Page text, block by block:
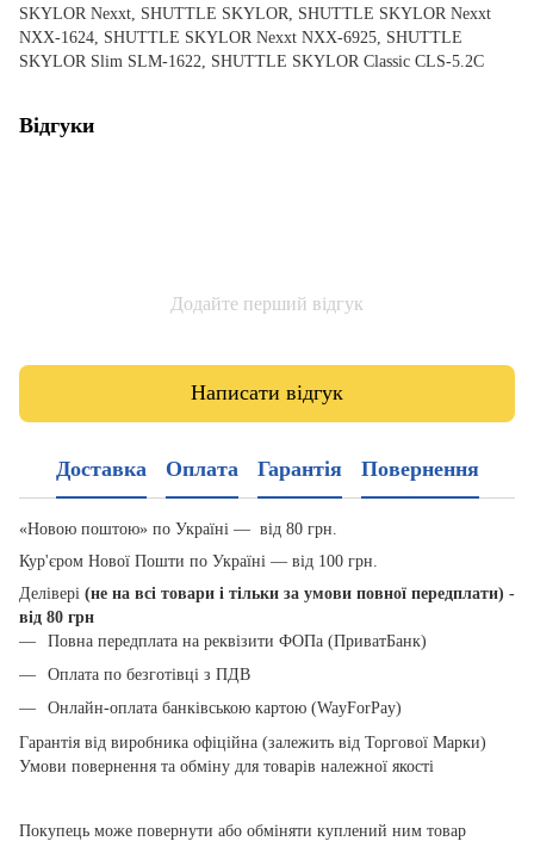
SKYLOR Nexxt, SHUTTLE SKYLOR, SHUTTLE SKYLOR Nexxt
NXX-1624, SHUTTLE SKYLOR Nexxt NXX-6925, SHUTTLE
SKYLOR Slim SLM-1622, SHUTTLE SKYLOR Classic CLS-5.2C
Відгуки
Додайте перший відгук
Написати відгук
Доставка Оплата Гарантія Повернення
«Новою поштою» по Україні — від 80 грн.
Кур'єром Нової Пошти по Україні — від 100 грн.
Делівері (не на всі товари і тільки за умови повної передплати) -
від 80 грн
Повна передплата на реквізити ФОПа (ПриватБанк)
Оплата по безготівці з ПДВ
Онлайн-оплата банківською картою (WayForPay)
Гарантія від виробника офіційна (залежить від Торгової Марки)
Умови повернення та обміну для товарів належної якості
Покупець може повернути або обміняти куплений ним товар